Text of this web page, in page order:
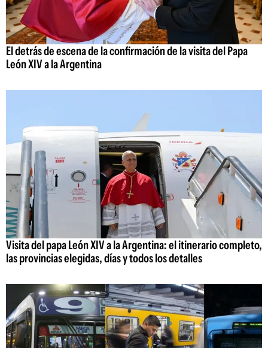
El detrás de escena de la confirmación de la visita del Papa
León XIV a la Argentina
Visita del papa León XIV a la Argentina: el itinerario completo,
las provincias elegidas, días y todos los detalles